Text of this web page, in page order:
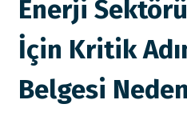
Enerji
İçin Kritik
Belgesi